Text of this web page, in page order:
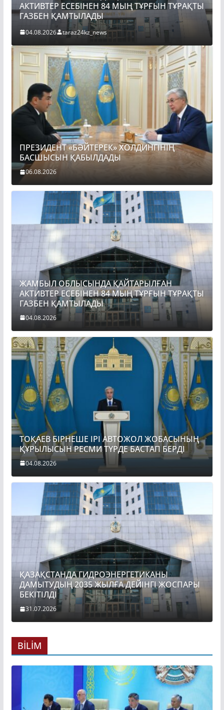
АКТИВТЕР ЕСЕБІНЕН 84 МЫҢ ТҰРҒЫН ТҰРАҚТЫ
ГАЗБЕН ҚАМТЫЛАДЫ
04.08.2026 taraz24kz_news
ПРЕЗИДЕНТ «БӘЙТЕРЕК» ХОЛДИНГІНІҢ
БАСШЫСЫН ҚАБЫЛДАДЫ
06.08.2026
ЖАМБЫЛ ОБЛЫСЫНДА ҚАЙТАРЫЛҒАН
АКТИВТЕР ЕСЕБІНЕН 84 МЫҢ ТҰРҒЫН ТҰРАҚТЫ
ГАЗБЕН ҚАМТЫЛАДЫ
04.08.2026
ТОҚАЕВ БІРНЕШЕ ІРІ АВТОЖОЛ ЖОБАСЫНЫҢ
ҚҰРЫЛЫСЫН РЕСМИ ТҮРДЕ БАСТАП БЕРДІ
04.08.2026
ҚАЗАҚСТАНДА ГИДРОЭНЕРГЕТИКАНЫ
ДАМЫТУДЫҢ 2035 ЖЫЛҒА ДЕЙІНГІ ЖОСПАРЫ
БЕКІТІЛДІ
31.07.2026
BİLİM